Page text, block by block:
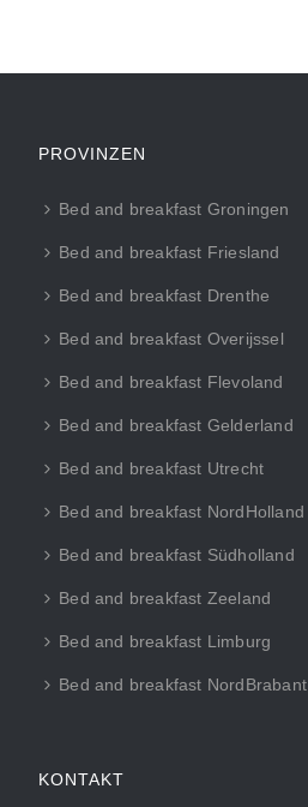
PROVINZEN
Bed and breakfast Groningen
Bed and breakfast Friesland
Bed and breakfast Drenthe
Bed and breakfast Overijssel
Bed and breakfast Flevoland
Bed and breakfast Gelderland
Bed and breakfast Utrecht
Bed and breakfast NordHolland
Bed and breakfast Südholland
Bed and breakfast Zeeland
Bed and breakfast Limburg
Bed and breakfast NordBrabant
KONTAKT